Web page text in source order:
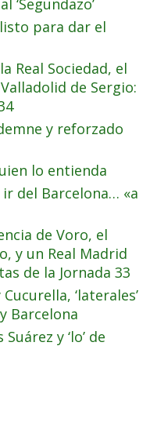
‘Segundazo’
para dar el
Real Sociedad, el
de Sergio:
y reforzado
lo entienda
del Barcelona… «a
de Voro, el
y un Real Madrid
de la Jornada 33
‘laterales’
Barcelona
y ‘lo’ de